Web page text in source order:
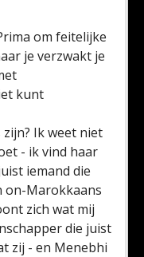
om feitelijke
je verzwakt je
kunt
Ik weet niet
- ik vind haar
iemand die
on-Marokkaans
zich wat mij
die juist
zij - en Menebhi